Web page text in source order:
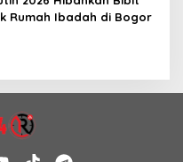
Rumah Ibadah di Bogor